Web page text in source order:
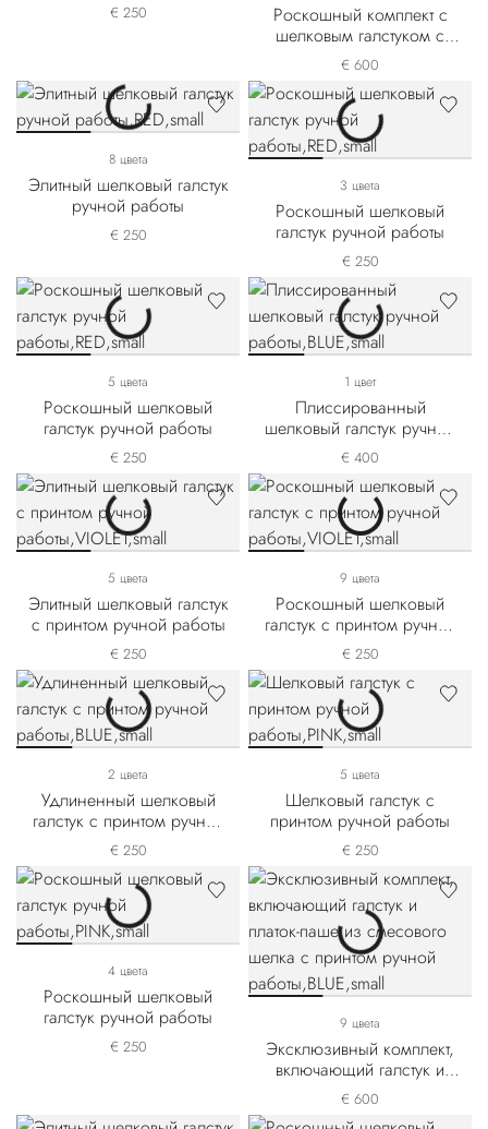
€ 250
Роскошный комплект с
шелковым галстуком с
принтом ручной работы
€ 600
8 цвета
Элитный шелковый галстук
ручной работы
€ 250
3 цвета
Роскошный шелковый
галстук ручной работы
€ 250
5 цвета
Роскошный шелковый
галстук ручной работы
€ 250
1 цвет
Плиссированный
шелковый галстук ручной
работы
€ 400
5 цвета
Элитный шелковый галстук
с принтом ручной работы
€ 250
9 цвета
Роскошный шелковый
галстук с принтом ручной
работы
€ 250
2 цвета
Удлиненный шелковый
галстук с принтом ручной
работы
€ 250
5 цвета
Шелковый галстук с
принтом ручной работы
€ 250
4 цвета
Роскошный шелковый
галстук ручной работы
€ 250
9 цвета
Эксклюзивный комплект,
включающий галстук и
платок-паше из смесового
шелка с принтом ручной
€ 600